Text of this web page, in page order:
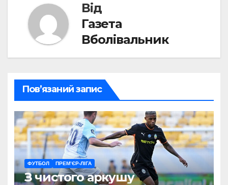
Від
Газета
Вболівальник
Пов’язаний запис
ФУТБОЛ ПРЕМ’ЄР-ЛІГА
З чистого аркушу